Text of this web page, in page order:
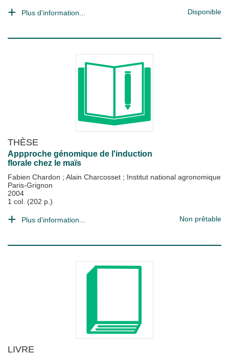
Plus d'information... Disponible
THÈSE
Appproche génomique de l'induction
florale chez le maïs
Fabien Chardon ; Alain Charcosset ; Institut national agronomique
Paris-Grignon
2004
1 col. (202 p.)
Plus d'information... Non prêtable
LIVRE